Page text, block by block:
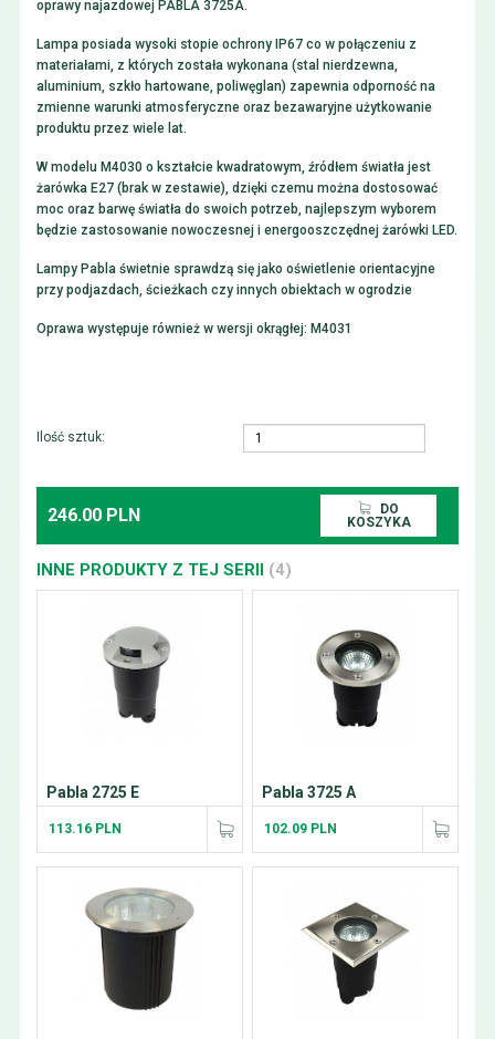
oprawy najazdowej PABLA 3725A.
Lampa posiada wysoki stopie ochrony IP67 co w połączeniu z
materiałami, z których została wykonana (stal nierdzewna,
aluminium, szkło hartowane, poliwęglan) zapewnia odporność na
zmienne warunki atmosferyczne oraz bezawaryjne użytkowanie
produktu przez wiele lat.
W modelu M4030 o kształcie kwadratowym, źródłem światła jest
żarówka E27 (brak w zestawie), dzięki czemu można dostosować
moc oraz barwę światła do swoich potrzeb, najlepszym wyborem
będzie zastosowanie nowoczesnej i energooszczędnej żarówki LED.
Lampy Pabla świetnie sprawdzą się jako oświetlenie orientacyjne
przy podjazdach, ścieżkach czy innych obiektach w ogrodzie
Oprawa występuje również w wersji okrągłej: M4031
Ilość sztuk:
246.00 PLN
DO
KOSZYKA
INNE PRODUKTY Z TEJ SERII (4)
Pabla 2725 E
113.16 PLN
Pabla 3725 A
102.09 PLN